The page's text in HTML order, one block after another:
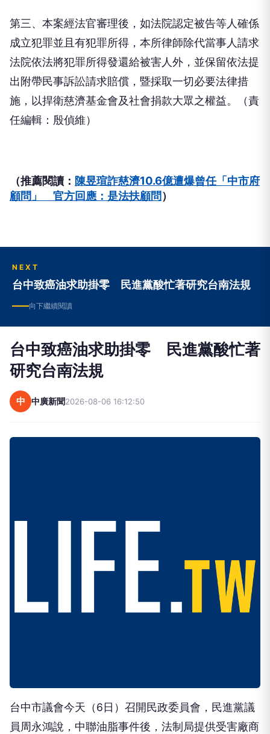
第三、本案經法官審理後，如法院認定被告等人確係
成立犯罪並且有犯罪所得，本所律師除代當事人請求
法院依法將犯罪所得發還給被害人外，並保留依法提
出附帶民事訴訟請求賠償，暨採取一切必要法律措
施，以捍衛慈濟基金會及社會捐款大眾之權益。（責
任編輯：殷偵維）
（推薦閱讀： 陳昱瑄詐慈濟10.6億遭爆曾任「中市府
顧問」 官方回應：是法扶顧問）
NEXT
台中致癌油求助掛零 民進黨酸忙著研究台南法規
向下繼續閱讀
台中致癌油求助掛零 民進黨酸忙著
研究台南法規
中 中廣新聞2026-08-06 16:12:50
台中市議會今天（6日）召開民政委員會，民進黨議
員周永鴻說，中聯油脂事件後，法制局提供受害廠商